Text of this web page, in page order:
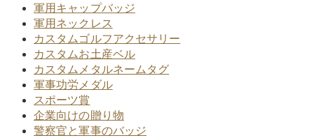
軍用キャップバッジ
軍用ネックレス
カスタムゴルフアクセサリー
カスタムお土産ベル
カスタムメタルネームタグ
軍事功労メダル
スポーツ賞
企業向けの贈り物
警察官と軍事のバッジ